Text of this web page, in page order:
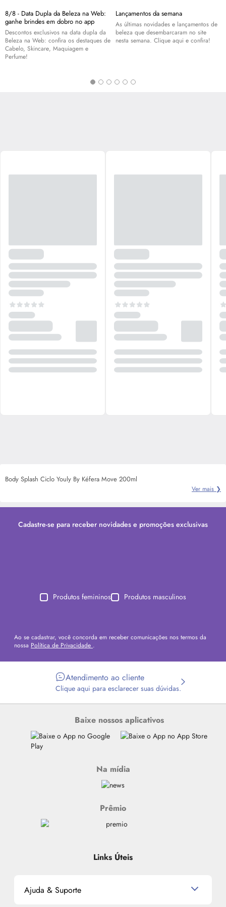
8/8 - Data Dupla da Beleza na Web:
ganhe brindes em dobro no app
Descontos exclusivos na data dupla da
Beleza na Web: confira os destaques de
Cabelo, Skincare, Maquiagem e
Perfume!
Lançamentos da semana
As últimas novidades e lançamentos de
beleza que desembarcaram no site
nesta semana. Clique aqui e confira!
Body Splash Ciclo Youly By Kéfera Move 200ml
Ver mais ❯
Cadastre-se para receber novidades e promoções exclusivas
Produtos femininos Produtos masculinos
Ao se cadastrar, você concorda em receber comunicações nos termos da
nossa Política de Privacidade .
Atendimento ao cliente
Clique aqui para esclarecer suas dúvidas.
Baixe nossos aplicativos
Na mídia
Prêmio
Links Úteis
Ajuda & Suporte